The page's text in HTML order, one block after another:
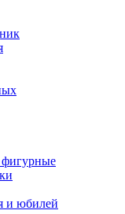
и юбилей